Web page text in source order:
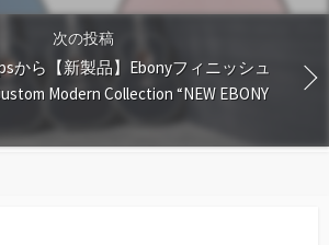
次の投稿
から【新製品】Ebonyフィニッシュ
Modern Collection “NEW EBONY